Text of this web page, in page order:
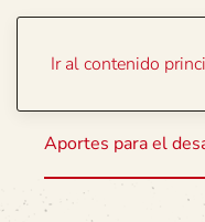
Ir al contenido
Aportes para el